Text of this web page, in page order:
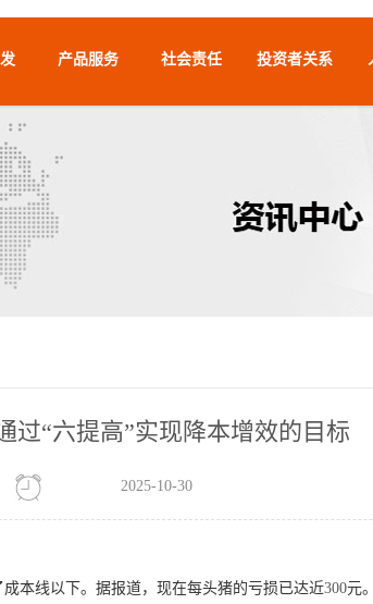
产品服务 社会责任 投资者关系
过“六提高”实现降本增效的目标
2025-10-30
本线以下。据报道，现在每头猪的亏损已达近300元